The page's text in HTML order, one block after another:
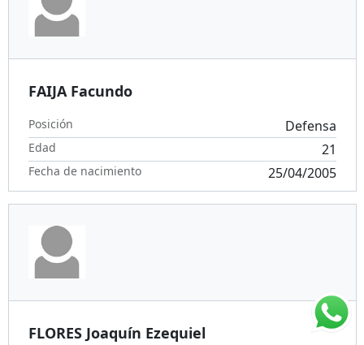
FAIJA Facundo
Posición Defensa
Edad 21
Fecha de nacimiento 25/04/2005
FLORES Joaquín Ezequiel